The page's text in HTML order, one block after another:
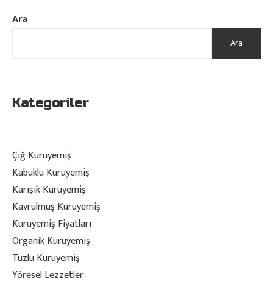
Ara
Ara
Kategoriler
Çiğ Kuruyemiş
Kabuklu Kuruyemiş
Karışık Kuruyemiş
Kavrulmuş Kuruyemiş
Kuruyemiş Fiyatları
Organik Kuruyemiş
Tuzlu Kuruyemiş
Yöresel Lezzetler